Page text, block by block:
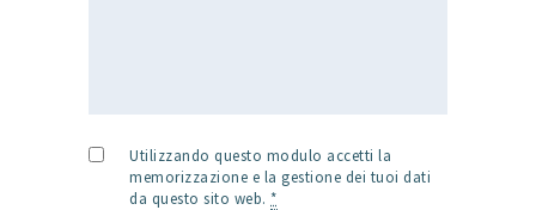
Utilizzando questo modulo accetti la
memorizzazione e la gestione dei tuoi dati
da questo sito web. *